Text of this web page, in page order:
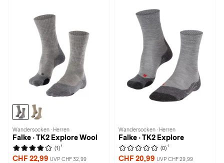
Wandersocken · Herren
Falke · TK2 Explore Wool
(1) 1
CHF 22,99 UVP CHF 32,99
Wandersocken · Herren
Falke · TK2 Explore
(0) 1
CHF 20,99 UVP CHF 29,99